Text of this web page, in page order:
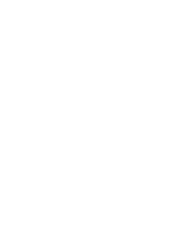
und macht einen hochwertigen
diesem Hochbeet aus Metall! Der